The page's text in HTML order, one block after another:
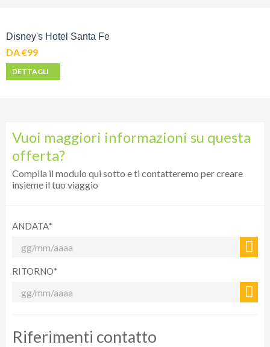
Disney's Hotel Santa Fe
DA €99
DETTAGLI
Vuoi maggiori informazioni su questa
offerta?
Compila il modulo qui sotto e ti contatteremo per creare
insieme il tuo viaggio
ANDATA*
RITORNO*
Riferimenti contatto